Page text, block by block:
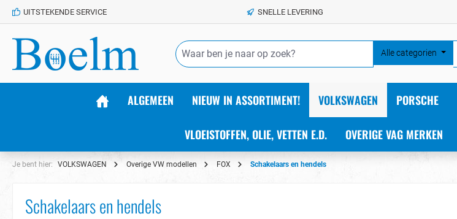
hoofdinhoud
UITSTEKENDE SERVICE SNELLE LEVERING
Alle categorien
ALGEMEEN NIEUW IN ASSORTIMENT! VOLKSWAGEN PORSCHE
VLOEISTOFFEN, OLIE, VETTEN E.D. OVERIGE VAG MERKEN
Je bent hier: VOLKSWAGEN Overige VW modellen FOX Schakelaars en hendels
Schakelaars en hendels